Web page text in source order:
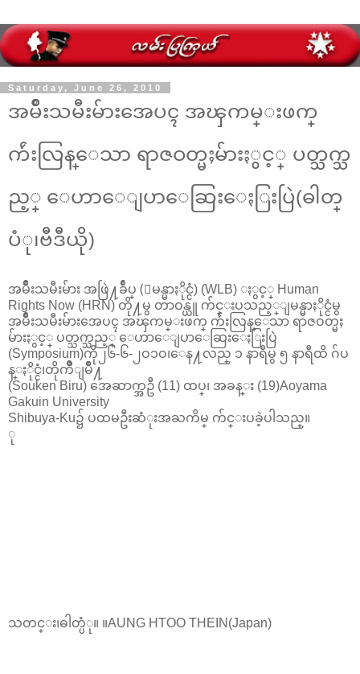
Saturday, June 26, 2010
အမ်ဳိးသမီးမ်ားအေပၚ အၾကမ္းဖက္
က်ဴးလြန္ေသာ ရာဇဝတ္မႈမ်ားႏွင့္ ပတ္သက္သ
ည့္ ေဟာေျပာေဆြးေႏြးပြဲ(ဓါတ္
ပံု၊ဗီဒီယို)
အမ်ဳိးသမီးမ်ား အဖြဲ႔ခ်ဳပ္ (ျမန္မာႏိုင္ငံ) (WLB) ႏွင့္ Human
Rights Now (HRN) တို႔မွ တာဝန္ယူ က်င္းပသည့္ျမန္မာႏိုင္ငံမွ
အမ်ဳိးသမီးမ်ားအေပၚ အၾကမ္းဖက္ က်ဴးလြန္ေသာ ရာဇဝတ္မႈ
မ်ားႏွင့္ ပတ္သက္သည့္ ေဟာေျပာေဆြးေႏြးပြဲ
(Symposium)ကို၂၆-၆-၂ဝ၁ဝ၊ေန႔လည္ ၁ နာရီမွ ၅ နာရီထိ ဂ်ပ
န္ႏိုင္ငံ၊တိုက်ဳိျမိဳ႔
(Souken Biru) အေဆာက္အဦ (11) ထပ္၊ အခန္း (19)Aoyama
Gakuin University
Shibuya-Ku၌ ပထမဦးဆံုးအႀကိမ္ က်င္းပခဲ့ပါသည္။
ု
သတင္း၊ဓါတ္ပံု။ ။AUNG HTOO THEIN(Japan)